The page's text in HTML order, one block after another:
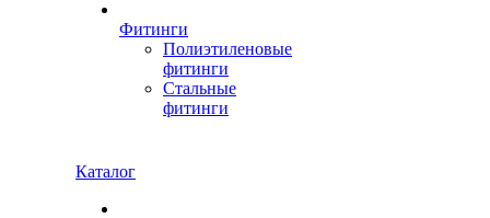
Фитинги
Полиэтиленовые
фитинги
Стальные
фитинги
Каталог